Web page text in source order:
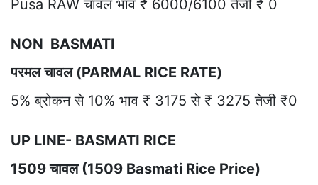
Pusa RAW चावल भाव ₹ 6000/6100 तेजी ₹ 0
NON BASMATI
परमल चावल (PARMAL RICE RATE)
5% ब्रोकन से 10% भाव ₹ 3175 से ₹ 3275 तेजी ₹0
UP LINE- BASMATI RICE
1509 चावल (1509 Basmati Rice Price)